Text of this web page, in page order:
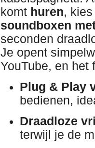
komt huren,
soundboxen
seconden
Je opent
YouTube, en het
Plug & Play
bedienen,
Draadloze
terwijl je de